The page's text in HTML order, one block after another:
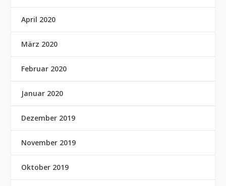
April 2020
März 2020
Februar 2020
Januar 2020
Dezember 2019
November 2019
Oktober 2019